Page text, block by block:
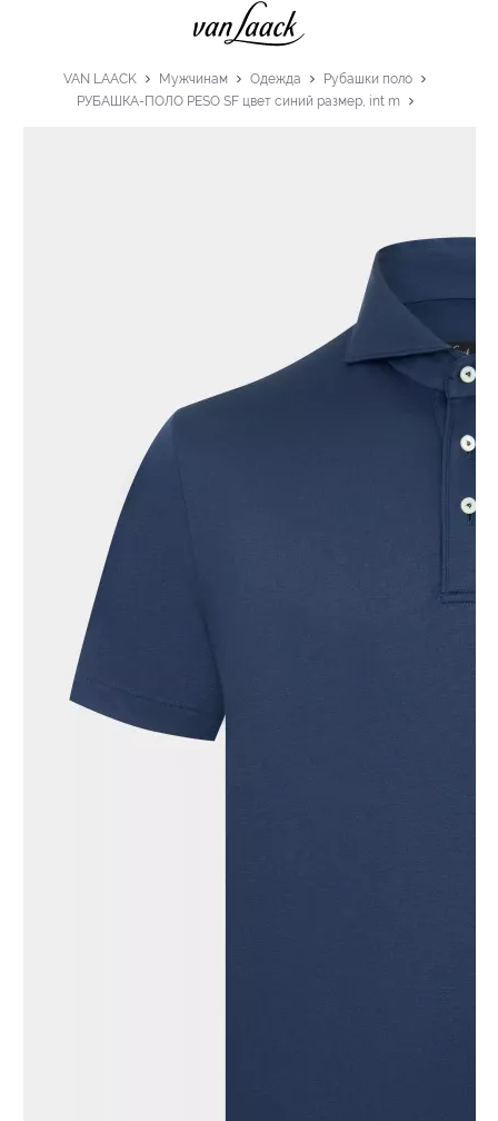
VAN LAACK Мужчинам Одежда
Рубашки поло
РУБАШКА-ПОЛО PESO SF цвет синий размер, int m